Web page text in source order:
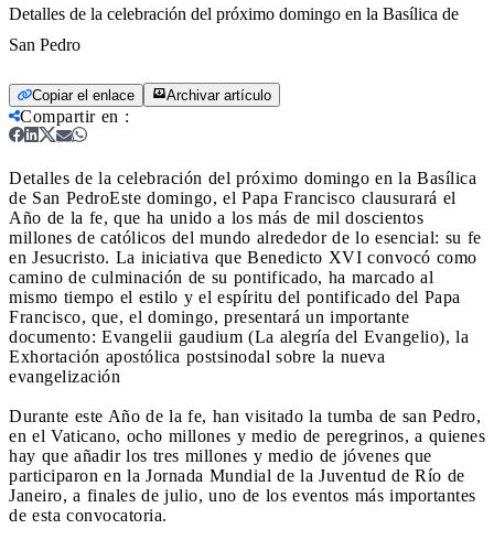
Detalles de la celebración del próximo domingo en la Basílica de
San Pedro
Copiar el enlace Archivar artículo
Compartir en :
Detalles de la celebración del próximo domingo en la Basílica
de San PedroEste domingo, el Papa Francisco clausurará el
Año de la fe, que ha unido a los más de mil doscientos
millones de católicos del mundo alrededor de lo esencial: su fe
en Jesucristo. La iniciativa que Benedicto XVI convocó como
camino de culminación de su pontificado, ha marcado al
mismo tiempo el estilo y el espíritu del pontificado del Papa
Francisco, que, el domingo, presentará un importante
documento: Evangelii gaudium (La alegría del Evangelio), la
Exhortación apostólica postsinodal sobre la nueva
evangelización
Durante este Año de la fe, han visitado la tumba de san Pedro,
en el Vaticano, ocho millones y medio de peregrinos, a quienes
hay que añadir los tres millones y medio de jóvenes que
participaron en la Jornada Mundial de la Juventud de Río de
Janeiro, a finales de julio, uno de los eventos más importantes
de esta convocatoria.